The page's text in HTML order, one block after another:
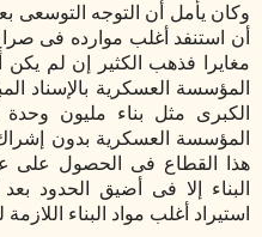
أن استنفد أغلب موارده فى صراع
مغايرا فذهب الكثير إن لم يكن
المؤسسة العسكرية بالإسناد
الكبرى مثل بناء مليون
المؤسسة العسكرية بدون
هذا القطاع فى الحصول على
البناء إلا فى أضيق الحدود
استيراد أغلب مواد البناء